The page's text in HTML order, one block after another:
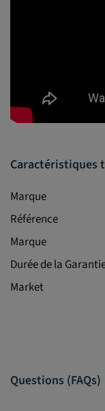
Caractéristiques
Marque
Référence
Marque
Durée de la
Market
Questions (FAQs)